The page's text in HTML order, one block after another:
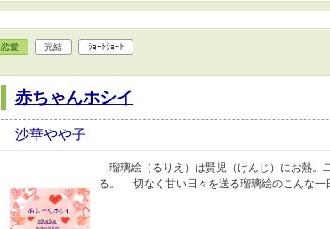
恋愛 完結 ｼｮｰﾄｼｮｰﾄ
赤ちゃんホシイ
沙華やや子
瑠璃絵（るりえ）は賢児（けんじ）にお熱
る。 切なく甘い日々を送る瑠璃絵のこんな一